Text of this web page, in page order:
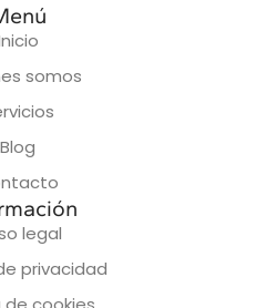
somos
Blog
legal
privacidad